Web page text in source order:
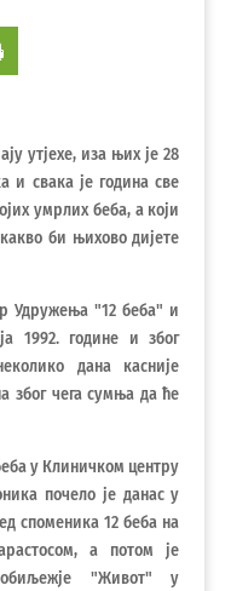
утјехе, иза њих је 28
и свака је година све
умрлих беба, а који
би њихово дијете
Удружења "12 беба" и
1992. године и због
дана касније
због чега сумња да ће
у Клиничком центру
почело је данас у
споменика 12 беба на
а потом је
обиљежје "Живот" у